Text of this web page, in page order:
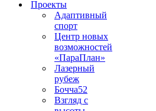
Проекты
Адаптивный
спорт
Центр новых
возможностей
«ПараПлан»
Лазерный
рубеж
Бочча52
Взгляд с